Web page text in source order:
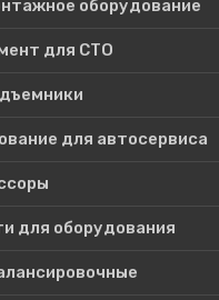
оборудование
для СТО
для автосервиса
для оборудования
по сайту